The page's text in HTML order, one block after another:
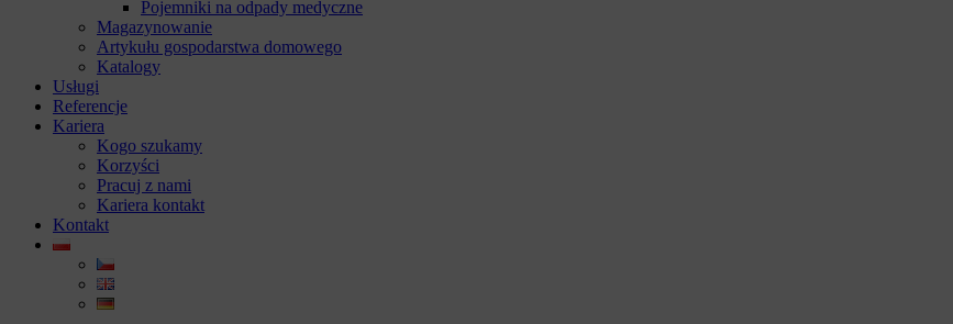
Pojemniki na odpady medyczne
Magazynowanie
Artykułu gospodarstwa domowego
Katalogy
Usługi
Referencje
Kariera
Kogo szukamy
Korzyści
Pracuj z nami
Kariera kontakt
Kontakt